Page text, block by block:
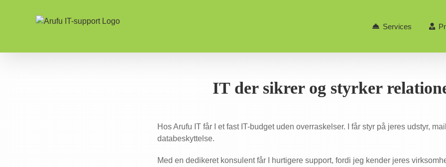
Services
IT der sikrer og styrker
Hos Arufu IT får I et fast IT-budget uden overraskelser. I får styr på jeres udstyr,
databeskyttelse.
Med en dedikeret konsulent får I hurtigere support, fordi jeg kender jeres